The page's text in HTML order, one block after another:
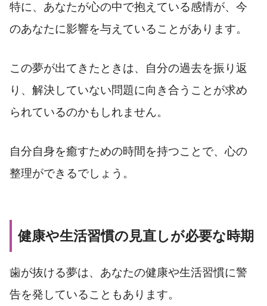
特に、あなたが心の中で抱えている感情が、今
のあなたに影響を与えていることがあります。
この夢が出てきたときは、自分の過去を振り返
り、解決していない問題に向き合うことが求め
られているのかもしれません。
自分自身を癒すための時間を持つことで、心の
整理ができるでしょう。
健康や生活習慣の見直しが必要な時期
歯が抜ける夢は、あなたの健康や生活習慣に警
告を発していることもあります。